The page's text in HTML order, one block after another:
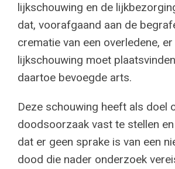
lijkschouwing en de
dat, voorafgaand aan de
crematie van een overledene, er
lijkschouwing moet
daartoe bevoegde arts.
Deze schouwing heeft als doel
doodsoorzaak vast te stellen
dat er geen sprake is van een
dood die nader onderzoek